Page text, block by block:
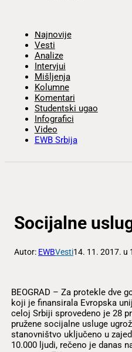
Najnovije
Vesti
Analize
Intervjui
Mišljenja
Kolumne
Komentari
Studentski ugao
Infografici
Video
EWB Srbija
Socijalne
Autor: EWBVesti14. 11. 2017. u
BEOGRAD – Za protekle dve
koji je finansirala Evropska
celoj Srbiji sprovedeno je 28
pružene socijalne usluge
stanovništvo uključeno u
10.000 ljudi, rečeno je danas